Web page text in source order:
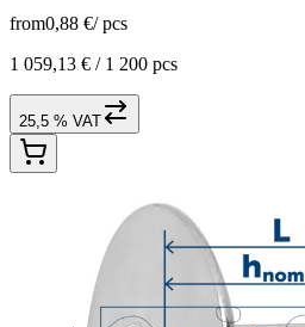
from0,88 €/ pcs
1 059,13 € / 1 200 pcs
25,5 % VAT